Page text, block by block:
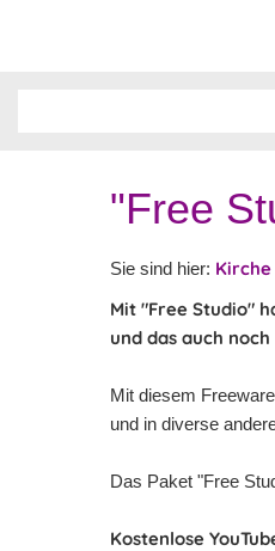
"Free
Sie sind hier:
Mit "Free Studio"
und das auch
Mit diesem
und in diverse
Das Paket "Free
Kostenlose